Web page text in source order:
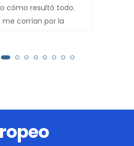
cómo resultó todo.
me corrían por la